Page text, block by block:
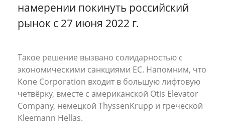
намерении покинуть российский
рынок с 27 июня 2022 г.
Такое решение вызвано солидарностью с
экономическими санкциями ЕС. Напомним, что
Kone Corporation входит в большую лифтовую
четвёрку, вместе с американской Otis Elevator
Company, немецкой ThyssenKrupp и греческой
Kleemann Hellas.